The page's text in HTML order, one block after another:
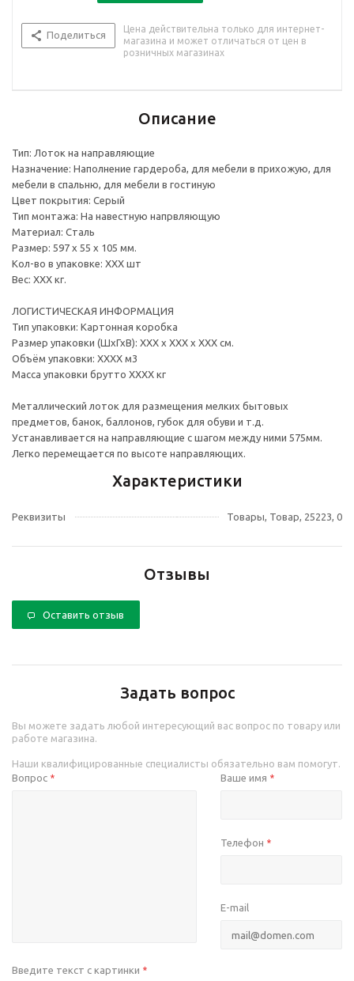
Поделиться
Цена действительна только для интернет-
магазина и может отличаться от цен в
розничных магазинах
Описание
Тип: Лоток на направляющие
Назначение: Наполнение гардероба, для мебели в прихожую, для
мебели в спальню, для мебели в гостиную
Цвет покрытия: Серый
Тип монтажа: На навестную напрвляющую
Материал: Сталь
Размер: 597 х 55 х 105 мм.
Кол-во в упаковке: ХХХ шт
Вес: ХХХ кг.
ЛОГИСТИЧЕСКАЯ ИНФОРМАЦИЯ
Тип упаковки: Картонная коробка
Размер упаковки (ШхГхВ): ХХХ х ХХХ х ХХХ см.
Объём упаковки: ХХХХ м3
Масса упаковки брутто ХХХХ кг
Металлический лоток для размещения мелких бытовых
предметов, банок, баллонов, губок для обуви и т.д.
Устанавливается на направляющие с шагом между ними 575мм.
Легко перемещается по высоте направляющих.
Характеристики
Реквизиты Товары, Товар, 25223, 0
Отзывы
Оставить отзыв
Задать вопрос
Вы можете задать любой интересующий вас вопрос по товару или
работе магазина.
Наши квалифицированные специалисты обязательно вам помогут.
Вопрос * Ваше имя *
Телефон *
E-mail
Введите текст с картинки *